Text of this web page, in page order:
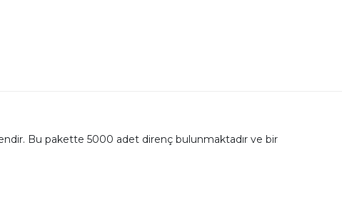
Bu pakette 5000 adet direnç bulunmaktadır ve bir